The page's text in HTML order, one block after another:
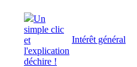
Un
simple clic
et
l'explication
déchire !
Intérêt général